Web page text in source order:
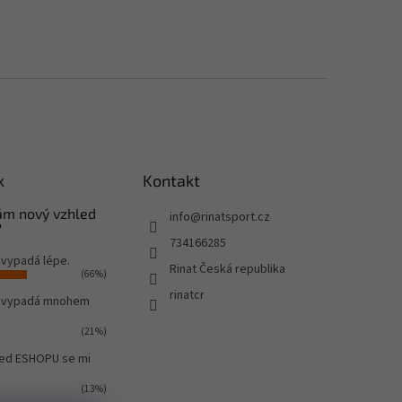
nový vzhled
lépe.
(66%)
mnohem
(21%)
ESHOPU se mi
(13%)
Kontakt
info@rinatsport.cz
734166285
Rinat Česká republika
rinatcr